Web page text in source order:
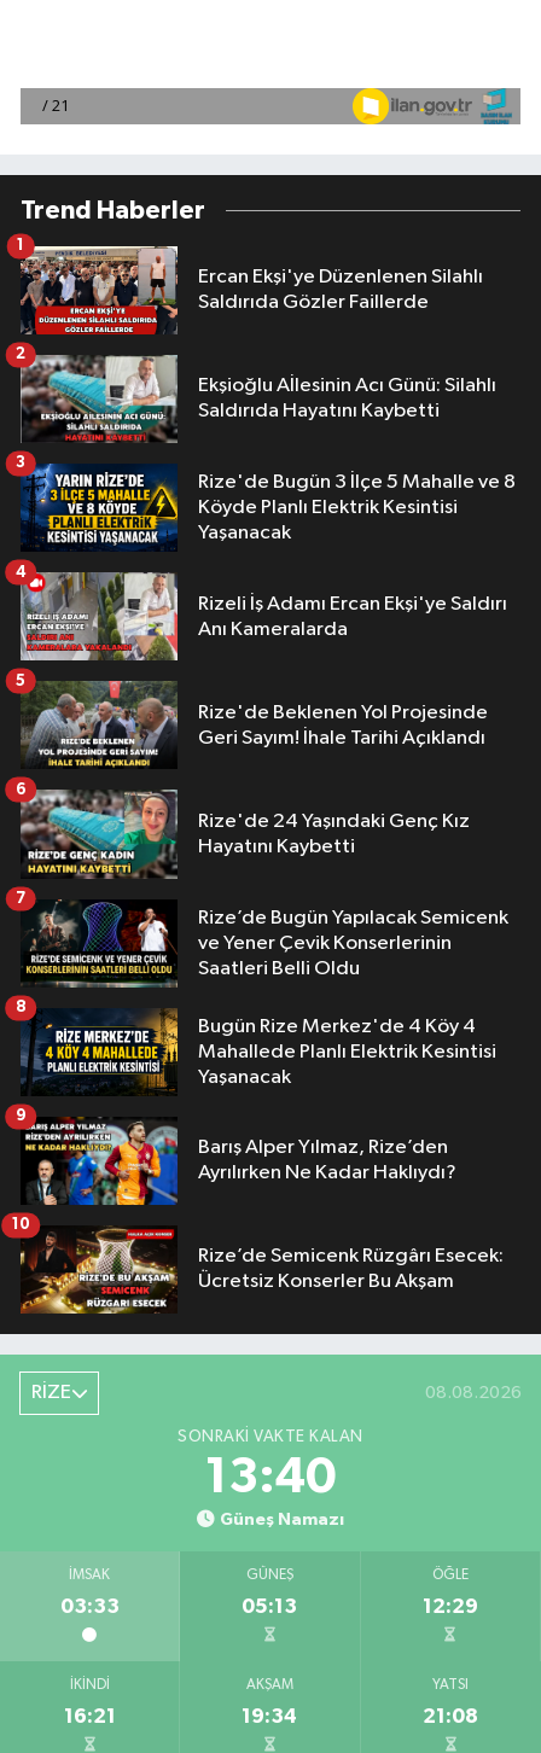
Trend Haberler
Ercan Ekşi'ye Düzenlenen Silahlı
Saldırıda Gözler Faillerde
1
Ekşioğlu Aİlesinin Acı Günü: Silahlı
Saldırıda Hayatını Kaybetti
2
Rize'de Bugün 3 İlçe 5 Mahalle ve 8
Köyde Planlı Elektrik Kesintisi
Yaşanacak
3
Rizeli İş Adamı Ercan Ekşi'ye Saldırı
Anı Kameralarda
4
Rize'de Beklenen Yol Projesinde
Geri Sayım! İhale Tarihi Açıklandı
5
Rize'de 24 Yaşındaki Genç Kız
Hayatını Kaybetti
6
Rize’de Bugün Yapılacak Semicenk
ve Yener Çevik Konserlerinin
Saatleri Belli Oldu
7
Bugün Rize Merkez'de 4 Köy 4
Mahallede Planlı Elektrik Kesintisi
Yaşanacak
8
Barış Alper Yılmaz, Rize’den
Ayrılırken Ne Kadar Haklıydı?
9
Rize’de Semicenk Rüzgârı Esecek:
Ücretsiz Konserler Bu Akşam
10
RİZE 08.08.2026
SONRAKI VAKTE KALAN
13:39
Güneş Namazı
İMSAK
03:33
GÜNEŞ
05:13
ÖĞLE
12:29
İKINDI
16:21
AKŞAM
19:34
YATSI
21:08